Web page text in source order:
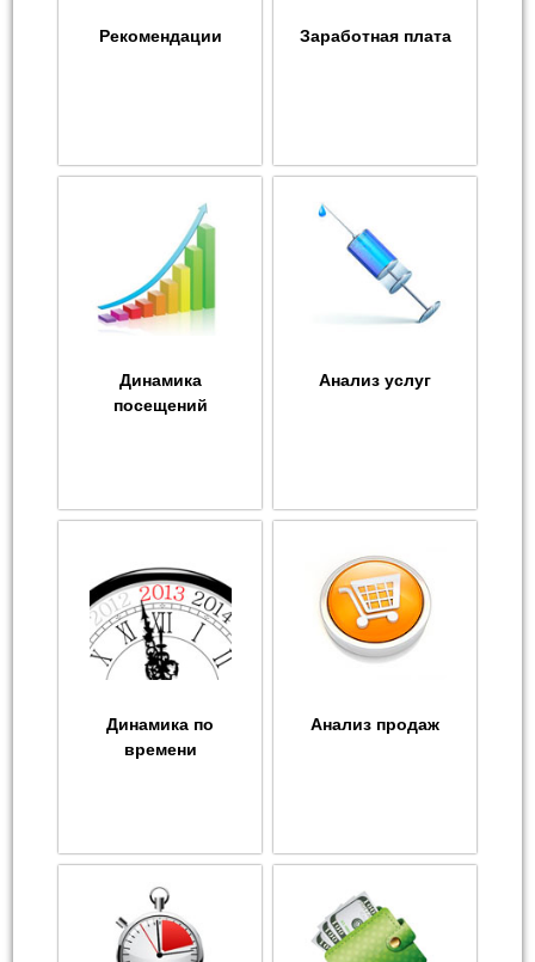
Рекомендации Заработная плата
Динамика
посещений
Анализ услуг
Динамика по
времени
Анализ продаж